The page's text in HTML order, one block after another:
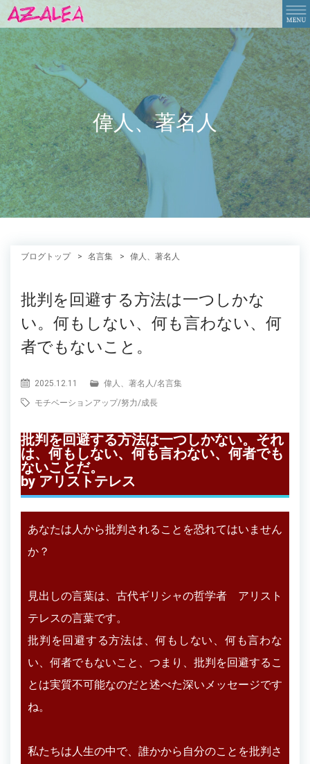
偉人、著名人
ブログトップ 名言集 偉人、著名人
批判を回避する方法は一つしかな
い。何もしない、何も言わない、何
者でもないこと。
2025.12.11 偉人、著名人 /名言集
モチベーションアップ/努力 /成長
批判を回避する方法は一つしかない。それ
は、何もしない、何も言わない、何者でも
ないことだ。
by アリストテレス
あなたは人から批判されることを恐れてはいません
か？
見出しの言葉は、古代ギリシャの哲学者 アリスト
テレスの言葉です。
批判を回避する方法は、何もしない、何も言わな
い、何者でもないこと、つまり、批判を回避するこ
とは実質不可能なのだと述べた深いメッセージです
ね。
私たちは人生の中で、誰かから自分のことを批判さ